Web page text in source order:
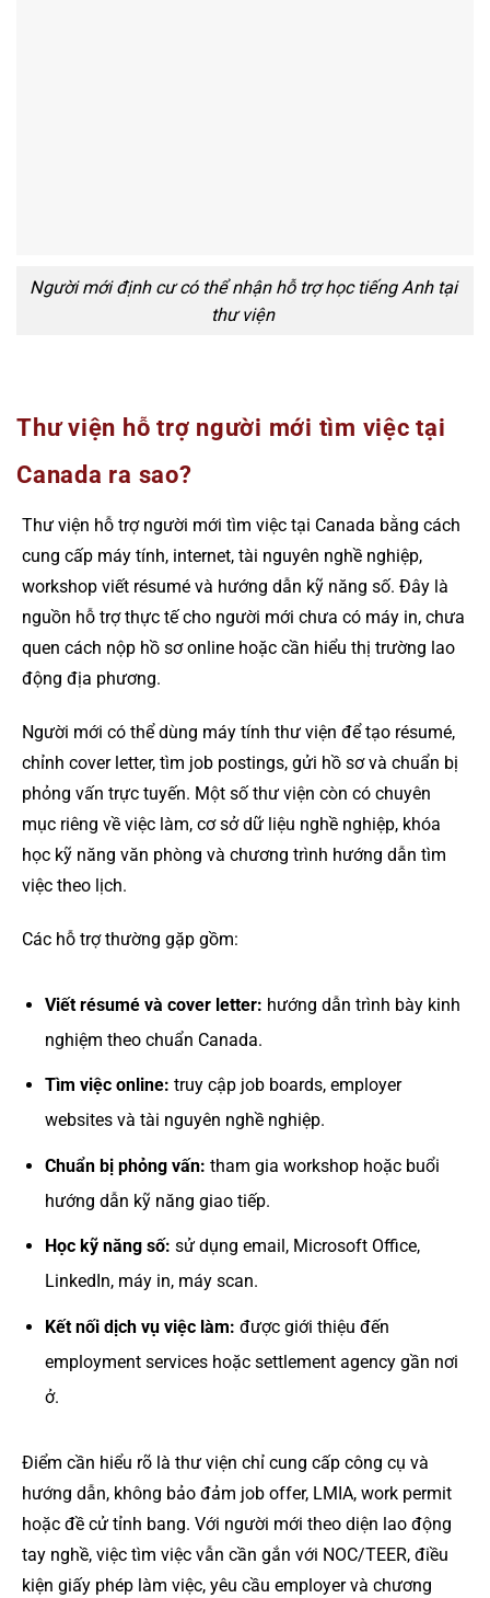
Người mới định cư có thể nhận hỗ trợ học tiếng Anh tại
thư viện
Thư viện hỗ trợ người mới tìm việc tại
Canada ra sao?
Thư viện hỗ trợ người mới tìm việc tại Canada bằng cách
cung cấp máy tính, internet, tài nguyên nghề nghiệp,
workshop viết résumé và hướng dẫn kỹ năng số. Đây là
nguồn hỗ trợ thực tế cho người mới chưa có máy in, chưa
quen cách nộp hồ sơ online hoặc cần hiểu thị trường lao
động địa phương.
Người mới có thể dùng máy tính thư viện để tạo résumé,
chỉnh cover letter, tìm job postings, gửi hồ sơ và chuẩn bị
phỏng vấn trực tuyến. Một số thư viện còn có chuyên
mục riêng về việc làm, cơ sở dữ liệu nghề nghiệp, khóa
học kỹ năng văn phòng và chương trình hướng dẫn tìm
việc theo lịch.
Các hỗ trợ thường gặp gồm:
Viết résumé và cover letter: hướng dẫn trình bày kinh
nghiệm theo chuẩn Canada.
Tìm việc online: truy cập job boards, employer
websites và tài nguyên nghề nghiệp.
Chuẩn bị phỏng vấn: tham gia workshop hoặc buổi
hướng dẫn kỹ năng giao tiếp.
Học kỹ năng số: sử dụng email, Microsoft Office,
LinkedIn, máy in, máy scan.
Kết nối dịch vụ việc làm: được giới thiệu đến
employment services hoặc settlement agency gần nơi
ở.
Điểm cần hiểu rõ là thư viện chỉ cung cấp công cụ và
hướng dẫn, không bảo đảm job offer, LMIA, work permit
hoặc đề cử tỉnh bang. Với người mới theo diện lao động
tay nghề, việc tìm việc vẫn cần gắn với NOC/TEER, điều
kiện giấy phép làm việc, yêu cầu employer và chương